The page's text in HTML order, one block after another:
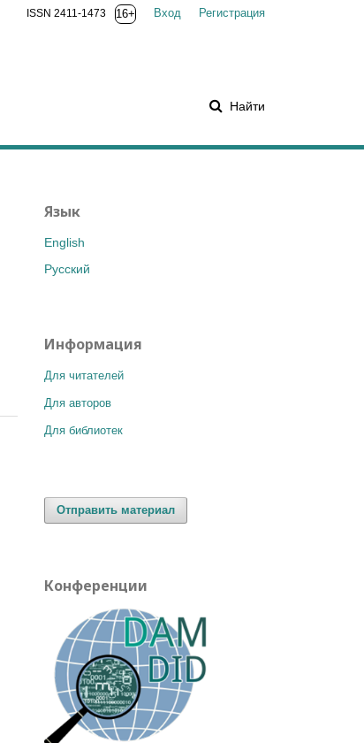
Найти
Регистрация
Вход
ISSN 2411-1473 16+
Язык
English
Русский
Информация
Для читателей
Для авторов
Для библиотек
Отправить материал
Конференции